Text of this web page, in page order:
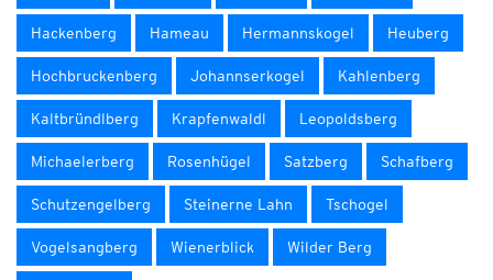
Hackenberg Hameau Hermannskogel Heuberg
Hochbruckenberg Johannserkogel Kahlenberg
Kaltbründlberg Krapfenwaldl Leopoldsberg
Michaelerberg Rosenhügel Satzberg Schafberg
Schutzengelberg Steinerne Lahn Tschogel
Vogelsangberg Wienerblick Wilder Berg